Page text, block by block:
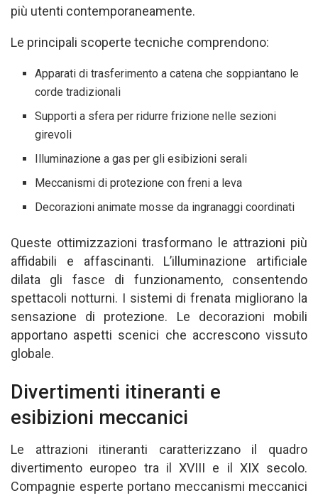
più utenti contemporaneamente.
Le principali scoperte tecniche comprendono:
Apparati di trasferimento a catena che soppiantano le
corde tradizionali
Supporti a sfera per ridurre frizione nelle sezioni
girevoli
Illuminazione a gas per gli esibizioni serali
Meccanismi di protezione con freni a leva
Decorazioni animate mosse da ingranaggi coordinati
Queste ottimizzazioni trasformano le attrazioni più
affidabili e affascinanti. L’illuminazione artificiale
dilata gli fasce di funzionamento, consentendo
spettacoli notturni. I sistemi di frenata migliorano la
sensazione di protezione. Le decorazioni mobili
apportano aspetti scenici che accrescono vissuto
globale.
Divertimenti itineranti e
esibizioni meccanici
Le attrazioni itineranti caratterizzano il quadro
divertimento europeo tra il XVIII e il XIX secolo.
Compagnie esperte portano meccanismi meccanici